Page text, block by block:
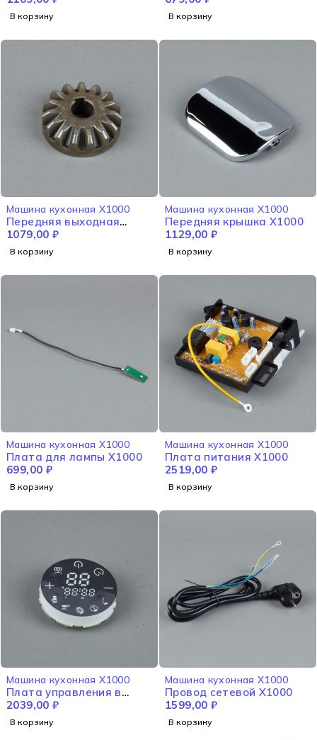
В корзину В корзину
Машина кухонная X1000
Передняя выходная
коническая коробка
передач X1000
1079,00 ₽
В корзину
Машина кухонная X1000
Передняя крышка X1000
1129,00 ₽
В корзину
Машина кухонная X1000
Плата для лампы X1000
699,00 ₽
В корзину
Машина кухонная X1000
Плата питания X1000
2519,00 ₽
В корзину
Машина кухонная X1000
Плата управления в
сборе X1000
2039,00 ₽
В корзину
Машина кухонная X1000
Провод сетевой X1000
1599,00 ₽
В корзину